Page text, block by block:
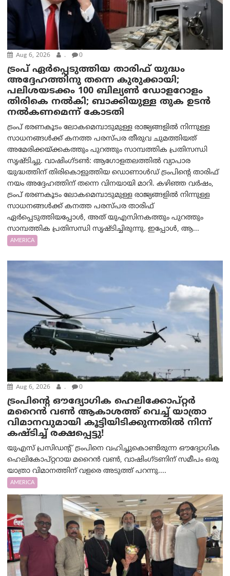
Aug 6, 2026 . 0
ട്രംപ് ഏര്‍പ്പെടുത്തിയ താരിഫ് യുദ്ധം
അദ്ദേഹത്തിനു തന്നെ കുരുക്കായി;
പലിശയടക്കം 100 ബില്യണ്‍ ഡോളറോളം
തിരികെ നല്‍കി; ബാക്കിയുള്ള തുക ഉടന്‍
നല്‍കണമെന്ന് കോടതി
ട്രംപ് ഭരണകൂടം ലോകമെമ്പാടുമുള്ള രാജ്യങ്ങളിൽ നിന്നുള്ള
സാധനങ്ങൾക്ക് കനത്ത പരസ്പര തീരുവ ചുമത്തിയത്
അമേരിക്കയ്ക്കകത്തും പുറത്തും സാമ്പത്തിക പ്രതിസന്ധി
സൃഷ്ടിച്ചു. വാഷിംഗ്ടണ്‍: ആഗോളതലത്തിൽ വ്യാപാര
യുദ്ധത്തിന് തിരികൊളുത്തിയ ഡൊണാൾഡ് ട്രംപിന്റെ താരിഫ്
നയം അദ്ദേഹത്തിന് തന്നെ വിനയായി മാറി. കഴിഞ്ഞ വർഷം,
ട്രംപ് ഭരണകൂടം ലോകമെമ്പാടുമുള്ള രാജ്യങ്ങളിൽ നിന്നുള്ള
സാധനങ്ങൾക്ക് കനത്ത പരസ്പര താരിഫ്
ഏർപ്പെടുത്തിയപ്പോൾ, അത് യുഎസിനകത്തും പുറത്തും
സാമ്പത്തിക പ്രതിസന്ധി സൃഷ്ടിച്ചിരുന്നു. ഇപ്പോൾ, ആ...
AMERICA
Aug 6, 2026 . 0
ട്രം‌പിന്റെ ഔദ്യോഗിക ഹെലിക്കോപ്റ്റര്‍
മറൈന്‍ വണ്‍ ആകാശത്ത് വെച്ച് യാത്രാ
വിമാനവുമായി കൂട്ടിയിടിക്കുന്നതിൽ നിന്ന്
കഷ്ടിച്ച് രക്ഷപ്പെട്ടു!
യുഎസ് പ്രസിഡന്റ് ട്രംപിനെ വഹിച്ചുകൊണ്ടിരുന്ന ഔദ്യോഗിക
ഹെലികോപ്റ്ററായ മറൈൻ വൺ, വാഷിംഗ്ടണിന് സമീപം ഒരു
യാത്രാ വിമാനത്തിന് വളരെ അടുത്ത് പറന്നു....
AMERICA